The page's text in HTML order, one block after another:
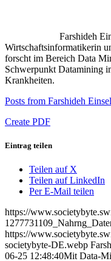
Farshideh
Wirtschaftsinformatikerin
forscht im Bereich Data
Schwerpunkt Datamining
Krankheiten.
Posts from Farshideh
Create PDF
Eintrag teilen
Teilen auf X
Teilen auf LinkedIn
Per E-Mail teilen
https://
https://
societybyte-DE.webp
06-25 12:48:40Mit Data-